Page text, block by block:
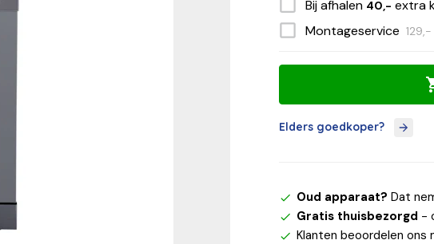
Bij afhalen 40,- extra
Montageservice 129,-
Elders goedkoper?
Oud apparaat? Dat
Gratis thuisbezorgd -
Klanten beoordelen ons